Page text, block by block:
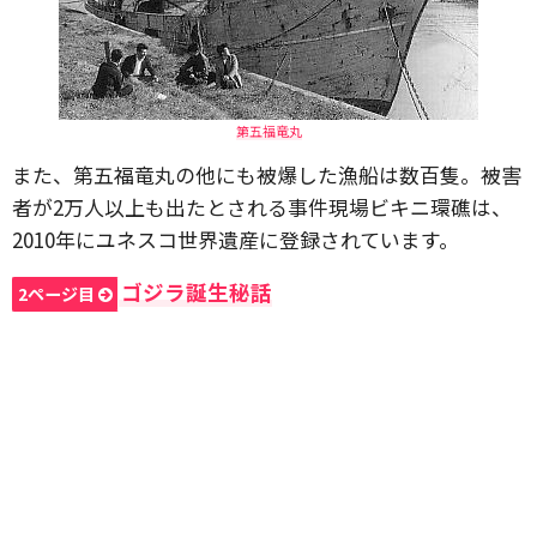
第五福竜丸
また、第五福竜丸の他にも被爆した漁船は数百隻。被害
者が2万人以上も出たとされる事件現場ビキニ環礁は、
2010年にユネスコ世界遺産に登録されています。
2ページ目 ゴジラ誕生秘話